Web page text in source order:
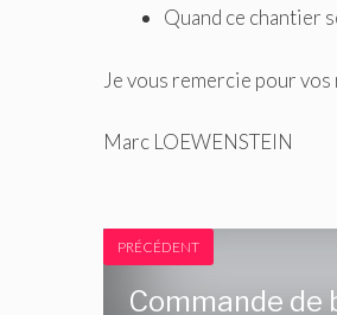
Quand ce chantier
Je vous remercie pour
Marc LOEWENSTEIN
PRÉCÉDENT
Commande de